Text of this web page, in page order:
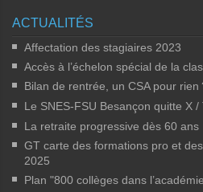
ACTUALITÉS
Affectation des stagiaires 2023
Accès à l’échelon spécial de la
Bilan de rentrée, un CSA pour rien
Le SNES-FSU Besançon quitte X /
La retraite progressive dès 60 ans
GT carte des formations pro et
2025
Plan "800 collèges dans